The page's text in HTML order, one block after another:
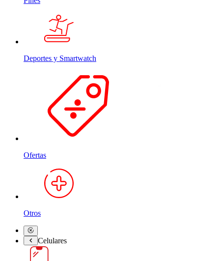
Deportes y Smartwatch
Ofertas
Otros
Celulares